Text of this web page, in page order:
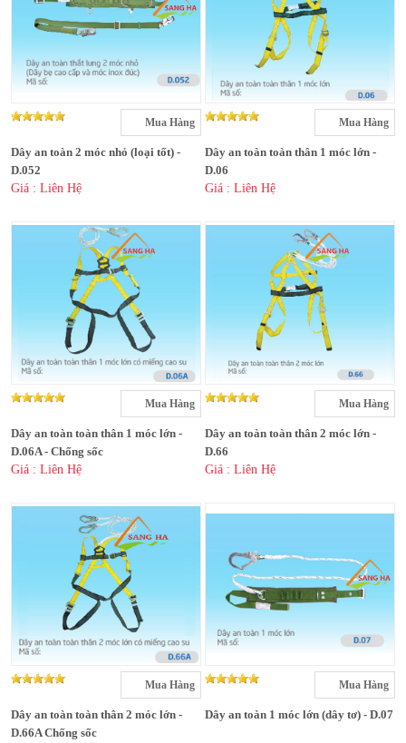
Mua Hàng
Dây an toàn 2 móc nhỏ (loại tốt) -
D.052
Giá : Liên Hệ
Mua Hàng
Dây an toàn toàn thân 1 móc lớn -
D.06
Giá : Liên Hệ
Mua Hàng
Dây an toàn toàn thân 1 móc lớn -
D.06A - Chống sốc
Giá : Liên Hệ
Mua Hàng
Dây an toàn toàn thân 2 móc lớn -
D.66
Giá : Liên Hệ
Mua Hàng
Dây an toàn toàn thân 2 móc lớn -
D.66A Chống sốc
Mua Hàng
Dây an toàn 1 móc lớn (dây tơ) - D.07